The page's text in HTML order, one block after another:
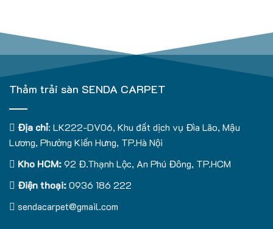
Thảm trải sàn SENDA CARPET
Địa chỉ: LK222-DV06, Khu đất dịch vụ Đìa Lão, Mậu
Lương, Phường Kiến Hưng, TP.Hà Nội
Kho HCM:92 Đ.Thạnh Lộc, An Phú Đông, TP.HCM
Điện thoại:0936 186 222
sendacarpet@gmail.com